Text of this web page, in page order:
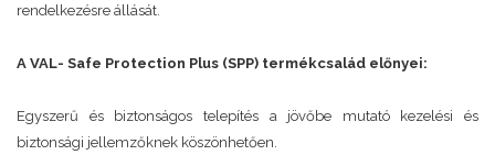
rendelkezésre állását.
A VAL- Safe Protection Plus (SPP) termékcsalád előnyei:
Egyszerű és biztonságos telepítés a jövőbe mutató kezelési és
biztonsági jellemzőknek köszönhetően.